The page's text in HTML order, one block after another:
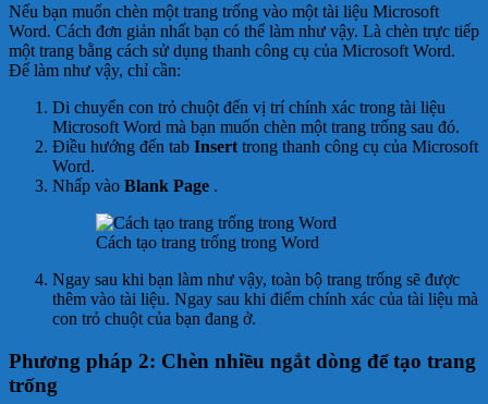
Nếu bạn muốn chèn một trang trống vào một tài liệu Microsoft
Word. Cách đơn giản nhất bạn có thể làm như vậy. Là chèn trực tiếp
một trang bằng cách sử dụng thanh công cụ của Microsoft Word.
Để làm như vậy, chỉ cần:
Di chuyển con trỏ chuột đến vị trí chính xác trong tài liệu
Microsoft Word mà bạn muốn chèn một trang trống sau đó.
Điều hướng đến tab Insert trong thanh công cụ của Microsoft
Word.
Nhấp vào Blank Page .
Cách tạo trang trống trong Word
Ngay sau khi bạn làm như vậy, toàn bộ trang trống sẽ được
thêm vào tài liệu. Ngay sau khi điểm chính xác của tài liệu mà
con trỏ chuột của bạn đang ở.
Phương pháp 2: Chèn nhiều ngắt dòng để tạo trang
trống